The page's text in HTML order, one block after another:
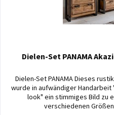
Dielen-Set PANAMA
Dielen-Set PANAMA Dieses
wurde in aufwändiger
look" ein stimmiges Bild zu
verschiedenen